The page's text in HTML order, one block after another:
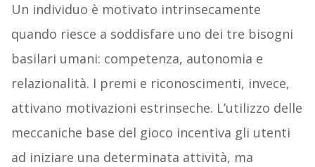
Un individuo è motivato intrinsecamente
quando riesce a soddisfare uno dei tre bisogni
basilari umani: competenza, autonomia e
relazionalità. I premi e riconoscimenti, invece,
attivano motivazioni estrinseche. L’utilizzo delle
meccaniche base del gioco incentiva gli utenti
ad iniziare una determinata attività, ma